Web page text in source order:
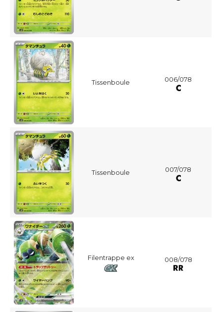
Tissenboule 006/078
Tissenboule 007/078
Filentrappe ex 008/078